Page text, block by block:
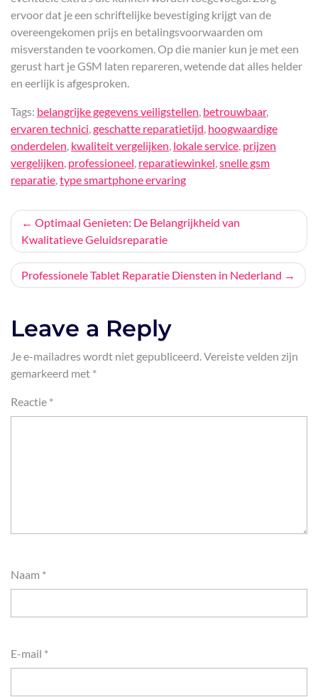
ervoor dat je een schriftelijke bevestiging krijgt van de
overeengekomen prijs en betalingsvoorwaarden om
misverstanden te voorkomen. Op die manier kun je met een
gerust hart je GSM laten repareren, wetende dat alles helder
en eerlijk is afgesproken.
Tags: belangrijke gegevens veiligstellen, betrouwbaar,
ervaren technici,geschatte reparatietijd, hoogwaardige
onderdelen, kwaliteit vergelijken, lokale service, prijzen
vergelijken, professioneel, reparatiewinkel,snelle gsm
reparatie,type smartphone ervaring
Bericht
navigatie
Optimaal Genieten: De Belangrijkheid van
Kwalitatieve Geluidsreparatie
Professionele Tablet Reparatie Diensten in Nederland
Leave a Reply
Je e-mailadres wordt niet gepubliceerd.Vereiste velden zijn
gemarkeerd met *
Reactie *
Naam *
E-mail *